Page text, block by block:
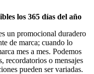
los 365 días del año
un promocional duradero
de marca; cuando lo
mes a mes. Podemos
recordatorios o mensajes
pueden ser variadas.